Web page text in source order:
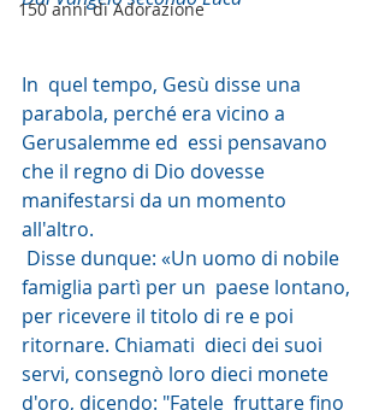
150 anni di Adorazione
In  quel tempo, Gesù disse una
parabola, perché era vicino a
Gerusalemme ed  essi pensavano
che il regno di Dio dovesse
manifestarsi da un momento
all'altro.
famiglia partì per un  paese lontano,
per ricevere il titolo di re e poi
ritornare. Chiamati  dieci dei suoi
servi, consegnò loro dieci monete
d'oro, dicendo: "Fatele  fruttare fino